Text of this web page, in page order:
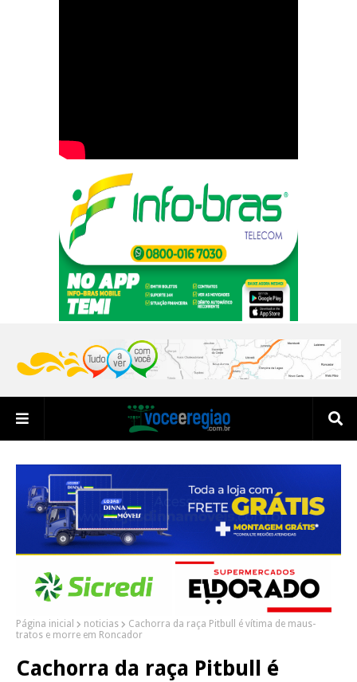
Página inicial noticias
Cachorra da raça Pitbull é vítima de maus-
tratos e morre em Roncador
Cachorra da raça Pitbull é